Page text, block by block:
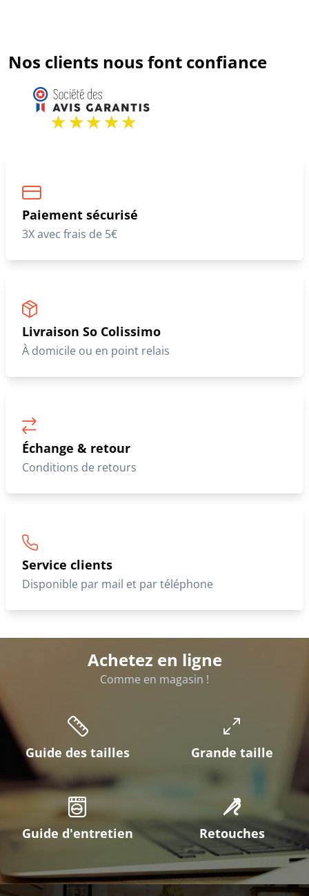
Nos clients nous font confiance
Paiement sécurisé
3X avec frais de 5€
Livraison So Colissimo
À domicile ou en point relais
Échange & retour
Conditions de retours
Service clients
Disponible par mail et par téléphone
Achetez en ligne
Comme en magasin !
Guide des tailles Grande taille
Guide d'entretien Retouches